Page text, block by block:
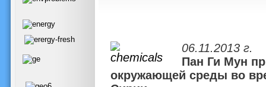
06.11.2013 г.
Пан Ги Мун
окружающей среды во